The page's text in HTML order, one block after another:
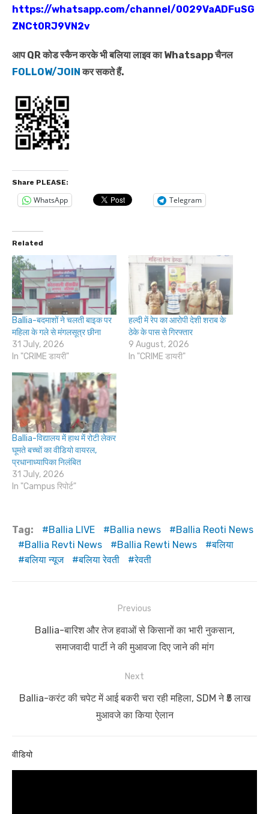
https://whatsapp.com/channel/0029VaADFuSG
ZNCt0RJ9VN2v
आप QR कोड स्कैन करके भी बलिया लाइव का Whatsapp चैनल
FOLLOW/JOINकर सकते हैं.
Share PLEASE:
WhatsApp Telegram
Related
Ballia-बदमाशों ने चलती बाइक पर
महिला के गले से मंगलसूत्र छीना
31 July, 2026
In "CRIME डायरी"
हल्दी में रेप का आरोपी देशी शराब के
ठेके के पास से गिरफ्तार
9 August, 2026
In "CRIME डायरी"
Ballia-विद्यालय में हाथ में रोटी लेकर
घूमते बच्चों का वीडियो वायरल,
प्रधानाध्यापिका निलंबित
31 July, 2026
In "Campus रिपोर्ट"
Tag: Ballia LIVE Ballia news
Ballia Reoti News
Ballia Revti News
Ballia Rewti News
बलिया
बलिया न्यूज
बलिया रेवती रेवती
navigation
Previous
Previous
Ballia-बारिश और तेज हवाओं से किसानों का भारी नुकसान,
समाजवादी पार्टी ने की मुआवजा दिए जाने की मांग
Next
Next
Ballia-करंट की चपेट में आई बकरी चरा रही महिला, SDM ने ₹5 लाख
मुआवजे का किया ऐलान
वीडियो